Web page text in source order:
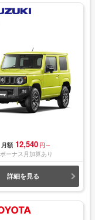
月額 12,540 円～
ボーナス月加算あり
詳細を見る